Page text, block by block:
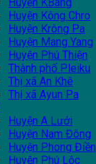
Huyện Kông Chro
Huyện Krông Pa
Huyện Mang Yang
Huyện Phú Thiện
Thành phố Pleiku
Thị xã An Khê
Thị xã Ayun Pa
Huyện A Lưới
Huyện Nam Đông
Huyện Phong Điền
Huyện Phú Lộc